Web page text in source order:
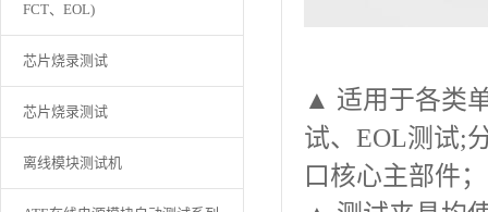
FCT、EOL)
芯片烧录测试
芯片烧录测试
离线模块测试机
▲ 适用于各类
试、EOL测试;
口核心主部件；